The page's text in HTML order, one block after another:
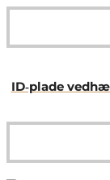
ID‑plade